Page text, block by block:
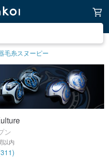
毛糸スヌーピー
ン
以内